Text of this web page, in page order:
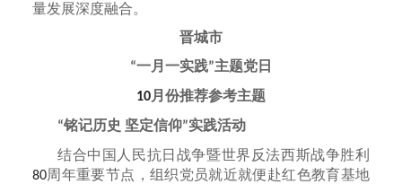
量发展深度融合。
晋城市
“一月一实践”主题党日
10月份推荐参考主题
“铭记历史 坚定信仰”实践活动
结合中国人民抗日战争暨世界反法西斯战争胜利
80周年重要节点，组织党员就近就便赴红色教育基地